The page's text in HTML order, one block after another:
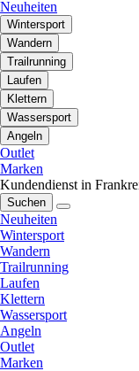
Neuheiten
Wintersport
Wandern
Trailrunning
Laufen
Klettern
Wassersport
Angeln
Outlet
Marken
Kundendienst in
Suchen
Neuheiten
Wintersport
Wandern
Trailrunning
Laufen
Klettern
Wassersport
Angeln
Outlet
Marken